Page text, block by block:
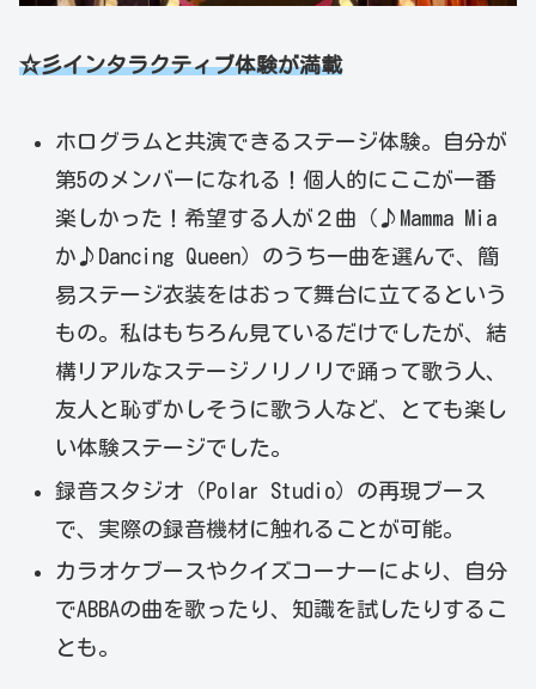
☆彡インタラクティブ体験が満載
ホログラムと共演できるステージ体験。自分が
第5のメンバーになれる！個人的にここが一番
楽しかった！希望する人が２曲（♪Mamma Mia
か♪Dancing Queen）のうち一曲を選んで、簡
易ステージ衣装をはおって舞台に立てるという
もの。私はもちろん見ているだけでしたが、結
構リアルなステージノリノリで踊って歌う人、
友人と恥ずかしそうに歌う人など、とても楽し
い体験ステージでした。
録音スタジオ（Polar Studio）の再現ブース
で、実際の録音機材に触れることが可能。
カラオケブースやクイズコーナーにより、自分
でABBAの曲を歌ったり、知識を試したりするこ
とも。